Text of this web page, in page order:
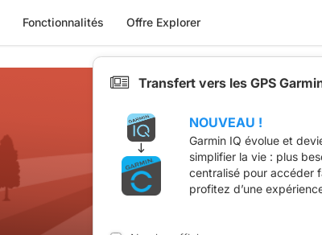
Fonctionnalités Offre Explorer
Transfert vers les GPS
NOUVEAU !
Garmin IQ évolue et
simplifier la vie : plus
centralisé pour accéder
profitez d’une